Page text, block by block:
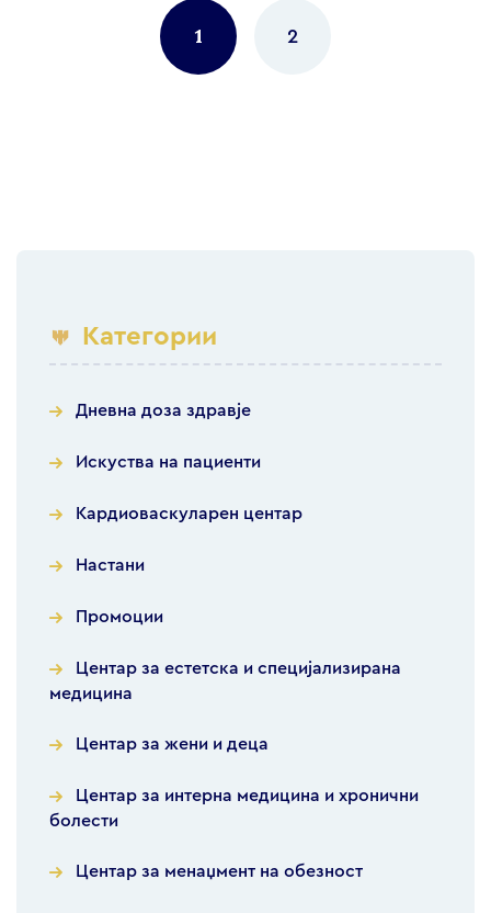
navigation
1 2
Категории
Дневна доза здравје
Искуства на пациенти
Кардиоваскуларен центар
Настани
Промоции
Центар за естетска и специјализирана
медицина
Центар за жени и деца
Центар за интерна медицина и хронични
болести
Центар за менаџмент на обезност